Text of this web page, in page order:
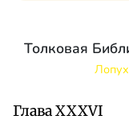
Толковая
Глава XXXVI